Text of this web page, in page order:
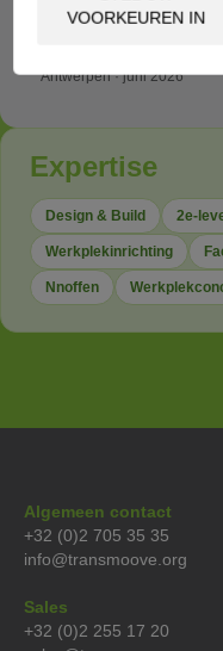
King Sturge · 2002–2004
Antwerpen · juni 2026
Expertise
Design & Build 2e-
Werkplekinrichting
Nnoffen
Algemeen contact
+32 (0)2 705 35 35
info@transmoove.org
Sales
+32 (0)2 255 17 20
VOORKEUREN IN